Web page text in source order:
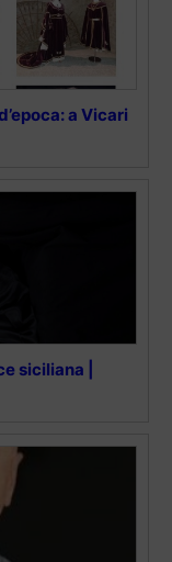
a Vicari
siciliana |